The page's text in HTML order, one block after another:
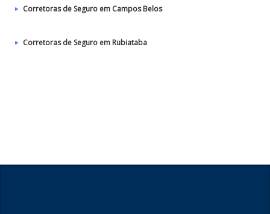
Corretoras de Seguro em Campos Belos
Corretoras de Seguro em Rubiataba